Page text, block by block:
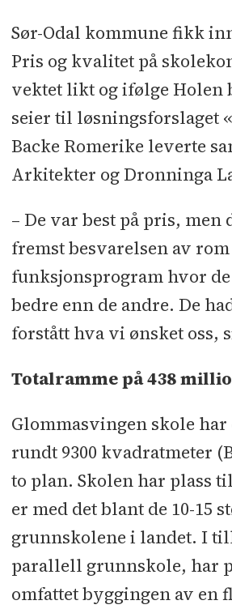
Sør-Odal kommune fikk
Pris og kvalitet på
vektet likt og ifølge Holen
seier til løsningsforslaget
Backe Romerike leverte
Arkitekter og Dronninga
– De var best på pris, men
fremst besvarelsen av
funksjonsprogram hvor
bedre enn de andre. De
forstått hva vi ønsket oss,
Totalramme på 438
Glommasvingen skole har
rundt 9300 kvadratmeter
to plan. Skolen har plass
er med det blant de 10-15
grunnskolene i landet. I
parallell grunnskole, har
omfattet byggingen av en